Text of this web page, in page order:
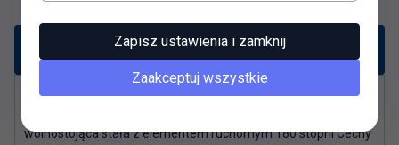
Opis produktu
KABINY SANSWISS WYSYŁAMY WYŁĄCZNIE PO
wolnostojąca stała z elementem ruchomym 180 stopni Cechy
Zapisz ustawienia i zamknij
Zaakceptuj wszystkie